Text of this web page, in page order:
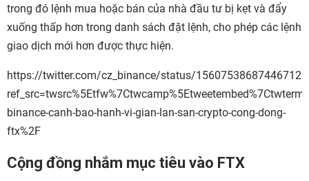
trong đó lệnh mua hoặc bán của nhà đầu tư bị kẹt và đẩy
xuống thấp hơn trong danh sách đặt lệnh, cho phép các lệnh
giao dịch mới hơn được thực hiện.
https://twitter.com/cz_binance/status/
binance-canh-bao-hanh-vi-gian-lan-san-crypto-cong-dong-
ftx%2F
Cộng đồng nhắm mục tiêu vào FTX